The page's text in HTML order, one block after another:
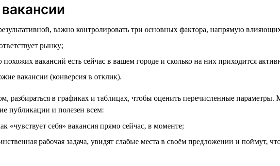
важно контролировать три основных фактора, напрямую
рынку;
похожих вакансий есть сейчас в вашем городе и сколько на них приходится
вакансии (конверсия в отклик).
разбираться в графиках и таблицах, чтобы оценить перечисленные параметры.
публикации и полезен всем:
«чувствует себя» вакансия прямо сейчас, в моменте;
рабочая задача, увидят слабые места в своём предложении и поймут,